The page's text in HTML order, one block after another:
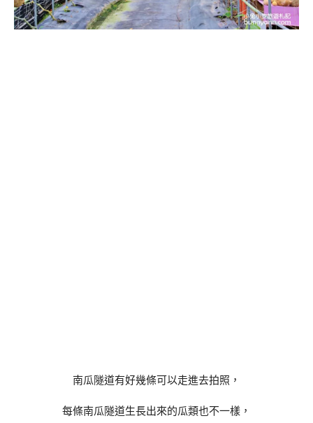
南瓜隧道有好幾條可以走進去拍照，
每條南瓜隧道生長出來的瓜類也不一樣，